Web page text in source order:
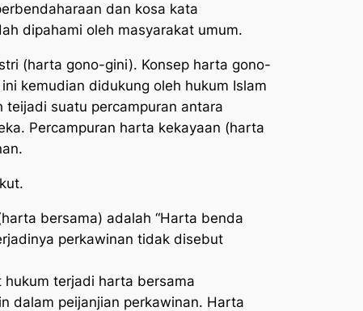
dan kosa kata
dipahami oleh masyarakat umum.
(harta gono-gini). Konsep harta gono-
kemudian didukung oleh hukum Islam
suatu percampuran antara
Percampuran harta kekayaan (harta
bersama) adalah “Harta benda
perkawinan tidak disebut
hukum terjadi harta bersama
dalam peijanjian perkawinan. Harta